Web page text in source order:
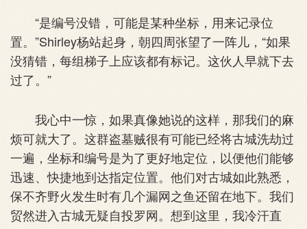
“是编号没错，可能是某种坐标，用来记录位
置。”Shirley杨站起身，朝四周张望了一阵儿，“如果
没猜错，每组梯子上应该都有标记。这伙人早就下去
过了。”
我心中一惊，如果真像她说的这样，那我们的麻
烦可就大了。这群盗墓贼很有可能已经将古城洗劫过
一遍，坐标和编号是为了更好地定位，以便他们能够
迅速、快捷地到达指定位置。他们对古城如此熟悉，
保不齐野火发生时有几个漏网之鱼还留在地下。我们
贸然进入古城无疑自投罗网。想到这里，我冷汗直